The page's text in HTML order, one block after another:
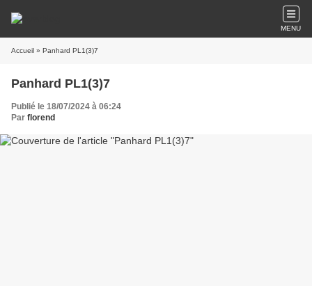
MENU
Accueil » Panhard PL1(3)7
Panhard PL1(3)7
Publié le 18/07/2024 à 06:24
Par florend